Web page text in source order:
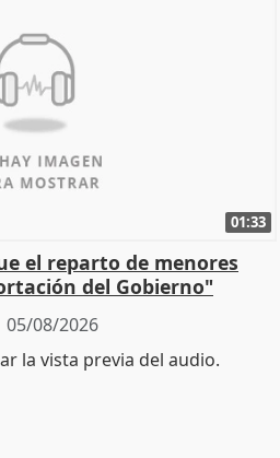
01:33
el reparto de menores
del Gobierno"
05/08/2026